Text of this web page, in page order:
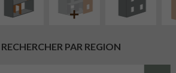
PAR REGION